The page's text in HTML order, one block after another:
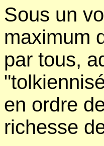
Sous un
maximum
par tous,
en ordre
richesse